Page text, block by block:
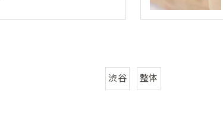
渋谷 整体